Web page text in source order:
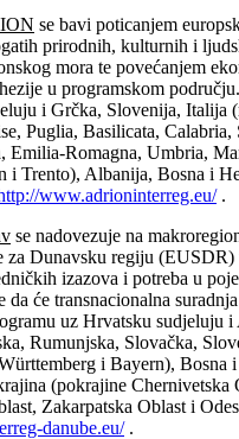
se bavi poticanjem
prirodnih, kulturnih i
mora te povećanjem
u programskom
i Grčka, Slovenija, Italija
Puglia, Basilicata,
Emilia-Romagna, Umbria,
i Trento), Albanija, Bosna i
www.adrioninterreg.eu/.
se nadovezuje na
za Dunavsku regiju (EUSDR)
izazova i potreba u
da će transnacionalna
uz Hrvatsku sudjeluju i
Rumunjska, Slovačka,
i Bayern), Bosna
(pokrajine Chernivetska
Zakarpatska Oblast i
danube.eu/.